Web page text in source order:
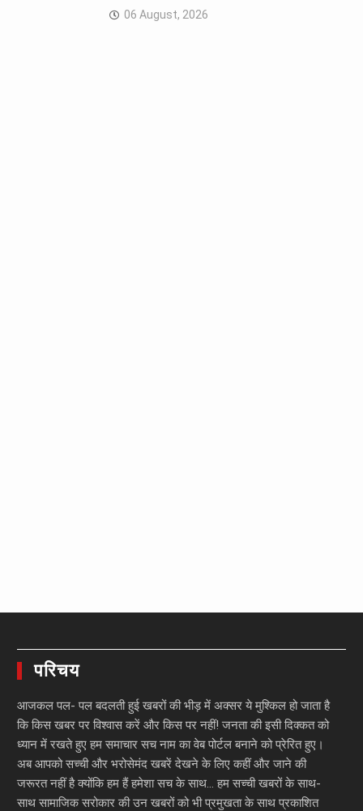
06 August, 2026
परिचय
आजकल पल- पल बदलती हुई खबरों की भीड़ में अक्सर ये मुश्किल हो जाता है
कि किस खबर पर विश्वास करें और किस पर नहीं! जनता की इसी दिक्कत को
ध्यान में रखते हुए हम समाचार सच नाम का वेब पोर्टल बनाने को प्रेरित हुए।
अब आपको सच्ची और भरोसेमंद खबरें देखने के लिए कहीं और जाने की
जरूरत नहीं है क्योंकि हम हैं हमेशा सच के साथ… हम सच्ची खबरों के साथ-
साथ सामाजिक सरोकार की उन खबरों को भी प्रमुखता के साथ प्रकाशित